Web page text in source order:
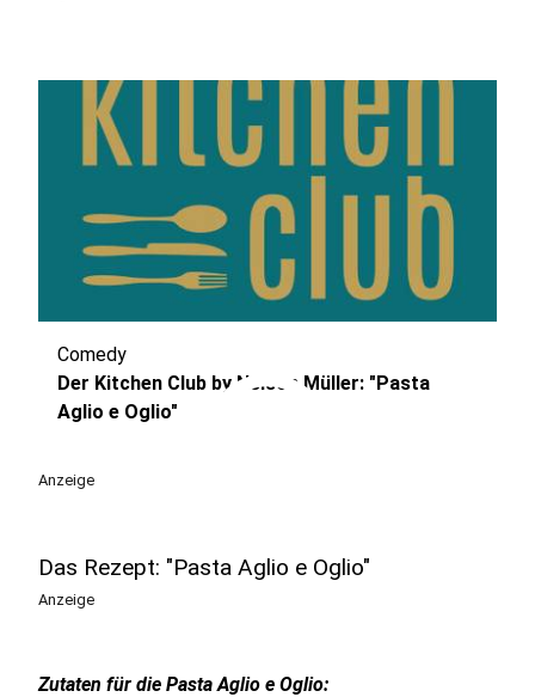
play_circle
Comedy
Der Kitchen Club by Nelson Müller: "Pasta
Aglio e Oglio"
Anzeige
Das Rezept: "Pasta Aglio e Oglio"
Anzeige
Zutaten für die Pasta Aglio e Oglio: